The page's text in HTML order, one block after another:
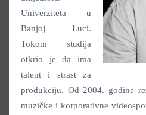
Univerziteta u
Banjoj Luci.
Tokom studija
otkrio je da ima
talent i strast za
produkciju. Od 2004. godine
muzičke i korporativne